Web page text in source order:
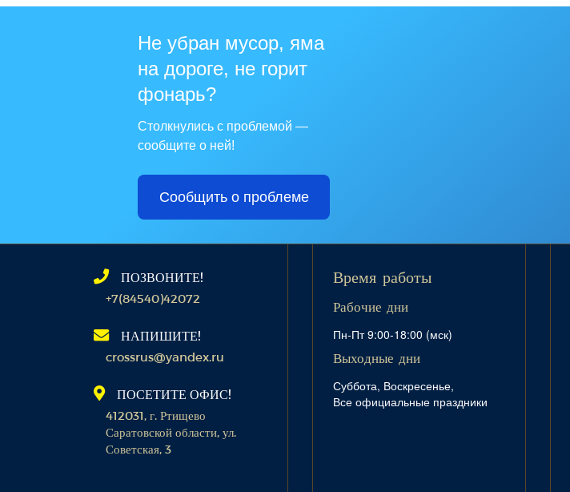
Не убран мусор, яма
на дороге, не горит
фонарь?
Столкнулись с проблемой —
сообщите о ней!
Сообщить о проблеме
ПОЗВОНИТЕ!
+7(84540)42072
НАПИШИТЕ!
crossrus@yandex.ru
ПОСЕТИТЕ ОФИС!
412031, г. Ртищево
Саратовской области, ул.
Советская, 3
Время работы
Рабочие дни
Пн-Пт 9:00-18:00 (мск)
Выходные дни
Суббота, Воскресенье,
Все официальные праздники